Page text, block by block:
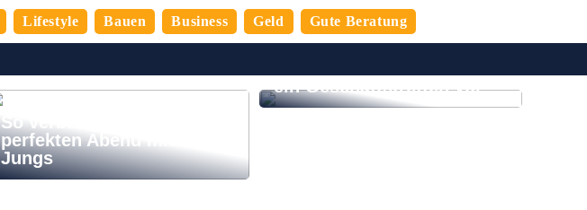
Lifestyle Bauen Business Geld Gute Beratung
So verbringen Sie den
perfekten Abend mit den
Jungs
ein Geschäftstreffen vor